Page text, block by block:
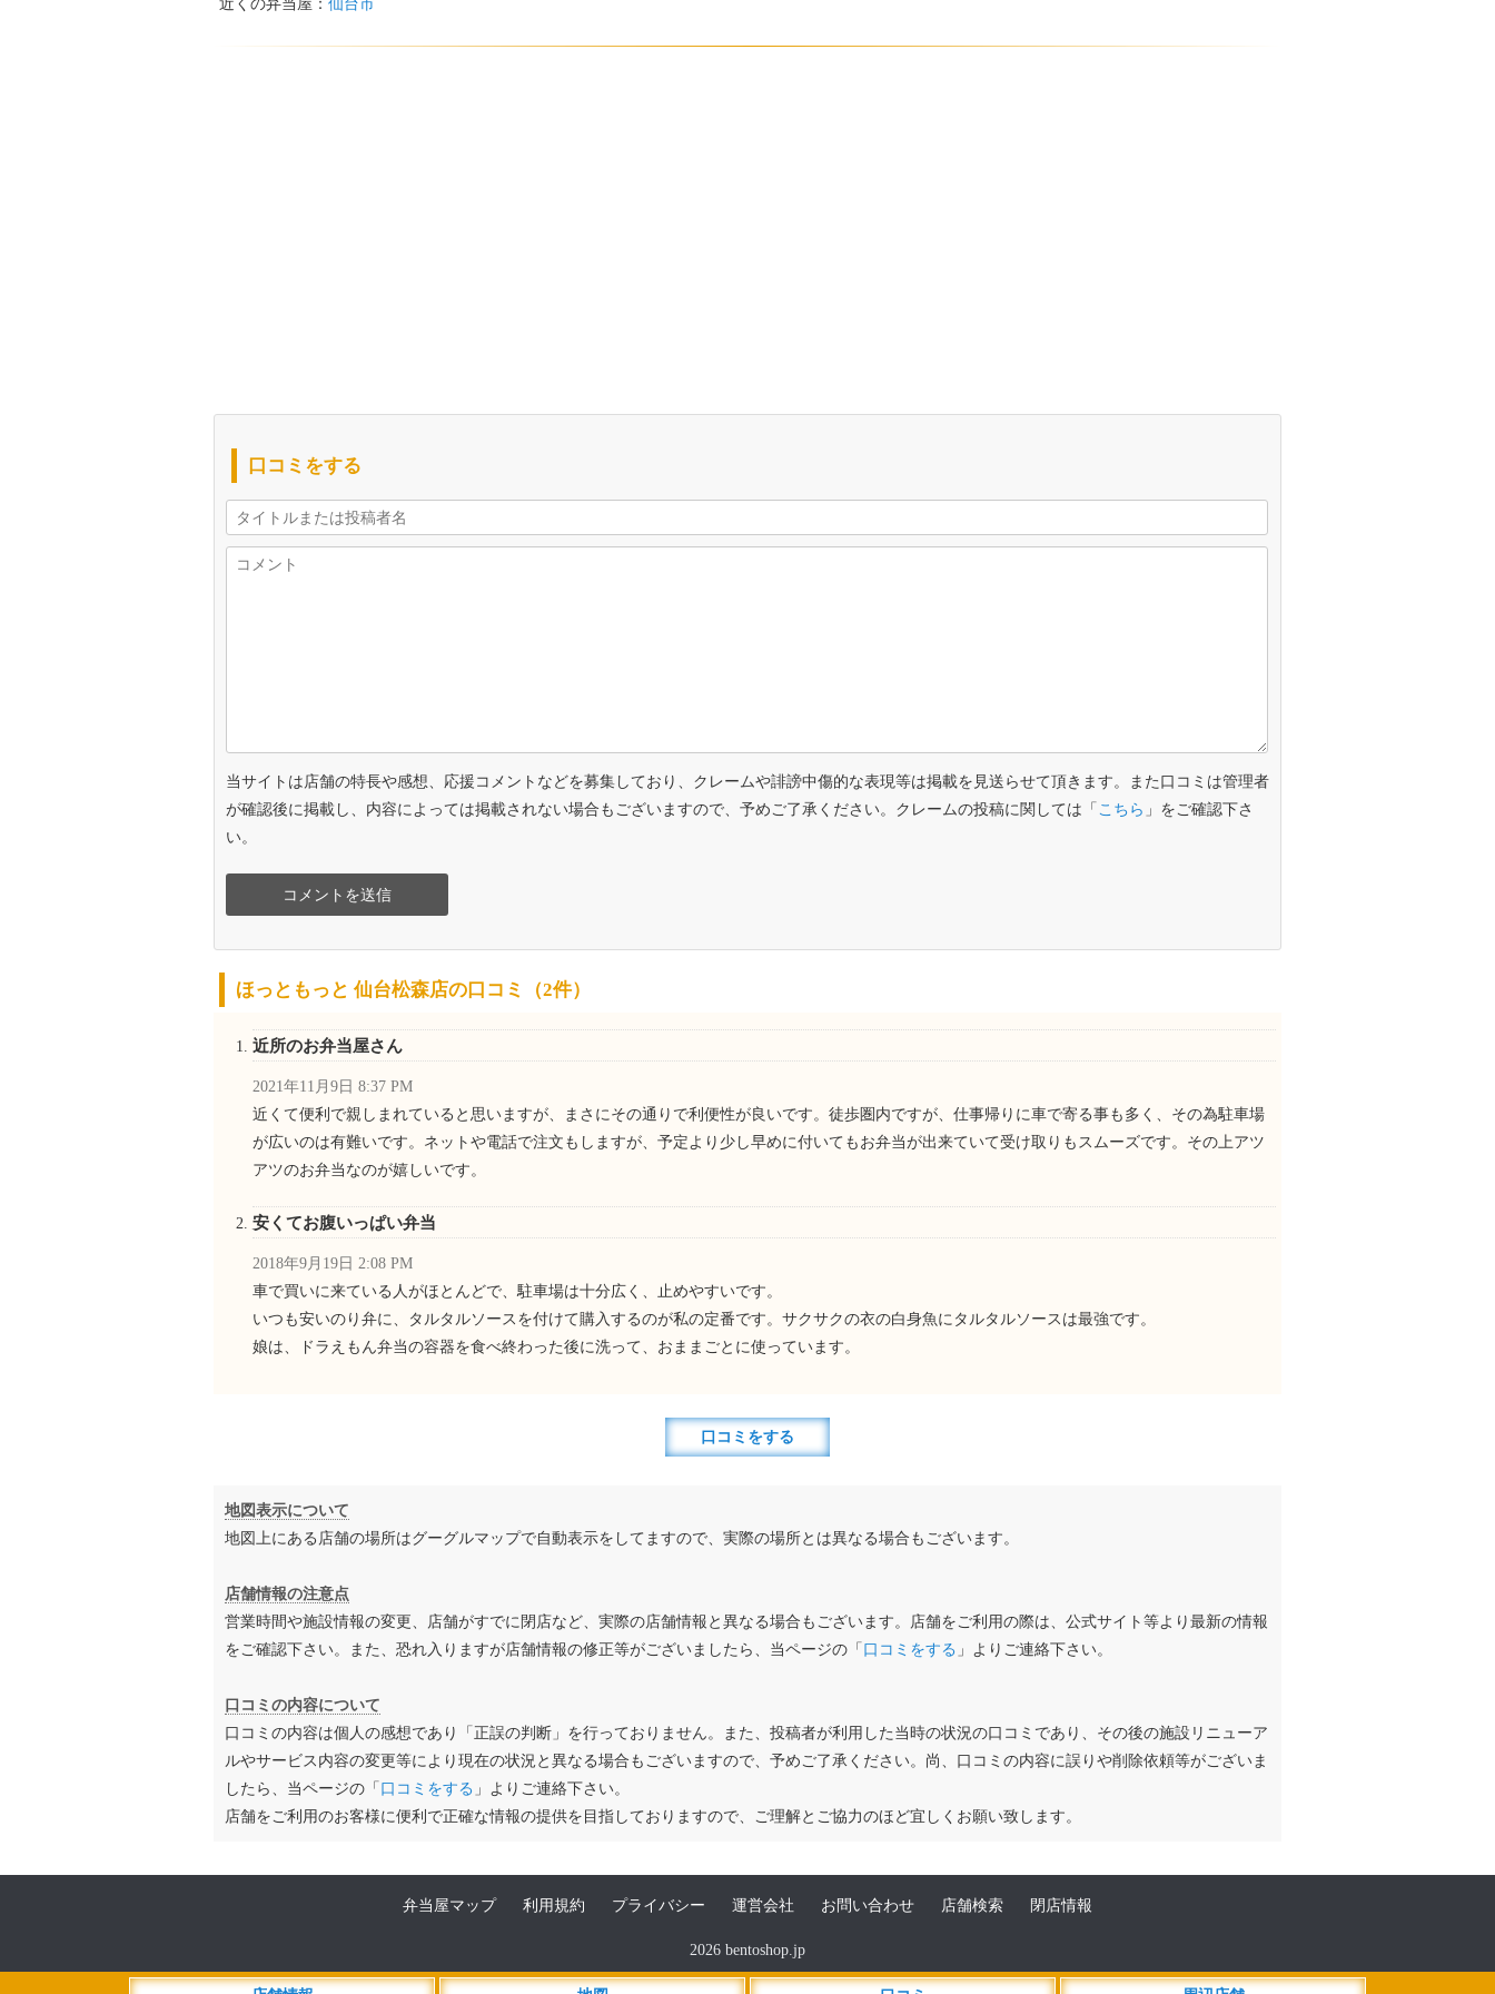
近くの弁当屋： 仙台市
口コミをする
当サイトは店舗の特長や感想、応援コメントなどを募集しており、クレームや誹謗中傷的な表現等は掲載を見送らせて頂きます。また口コミは管理者
が確認後に掲載し、内容によっては掲載されない場合もございますので、予めご了承ください。クレームの投稿に関しては「 こちら 」をご確認下さ
い。
ほっともっと 仙台松森店の口コミ（2件）
近所のお弁当屋さん
2021年11月9日 8:37 PM
近くて便利で親しまれていると思いますが、まさにその通りで利便性が良いです。徒歩圏内ですが、仕事帰りに車で寄る事も多く、その為駐車場
が広いのは有難いです。ネットや電話で注文もしますが、予定より少し早めに付いてもお弁当が出来ていて受け取りもスムーズです。その上アツ
アツのお弁当なのが嬉しいです。
安くてお腹いっぱい弁当
2018年9月19日 2:08 PM
車で買いに来ている人がほとんどで、駐車場は十分広く、止めやすいです。
いつも安いのり弁に、タルタルソースを付けて購入するのが私の定番です。サクサクの衣の白身魚にタルタルソースは最強です。
娘は、ドラえもん弁当の容器を食べ終わった後に洗って、おままごとに使っています。
口コミをする
地図表示について
地図上にある店舗の場所はグーグルマップで自動表示をしてますので、実際の場所とは異なる場合もございます。
店舗情報の注意点
営業時間や施設情報の変更、店舗がすでに閉店など、実際の店舗情報と異なる場合もございます。店舗をご利用の際は、公式サイト等より最新の情報
をご確認下さい。また、恐れ入りますが店舗情報の修正等がございましたら、当ページの「 口コミをする 」よりご連絡下さい。
口コミの内容について
口コミの内容は個人の感想であり「正誤の判断」を行っておりません。また、投稿者が利用した当時の状況の口コミであり、その後の施設リニューア
ルやサービス内容の変更等により現在の状況と異なる場合もございますので、予めご了承ください。尚、口コミの内容に誤りや削除依頼等がございま
したら、当ページの「 口コミをする 」よりご連絡下さい。
店舗をご利用のお客様に便利で正確な情報の提供を目指しておりますので、ご理解とご協力のほど宜しくお願い致します。
弁当屋マップ 利用規約 プライバシー 運営会社 お問い合わせ 店舗検索 閉店情報
2026 bentoshop.jp